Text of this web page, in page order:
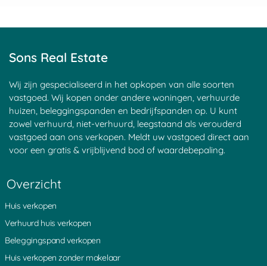
Sons Real Estate
Wij zijn gespecialiseerd in het opkopen van alle soorten
vastgoed. Wij kopen onder andere woningen, verhuurde
huizen, beleggingspanden en bedrijfspanden op. U kunt
zowel verhuurd, niet-verhuurd, leegstaand als verouderd
vastgoed aan ons verkopen. Meldt uw vastgoed direct aan
voor een gratis & vrijblijvend bod of waardebepaling.
Overzicht
Huis verkopen
Verhuurd huis verkopen
Beleggingspand verkopen
Huis verkopen zonder makelaar